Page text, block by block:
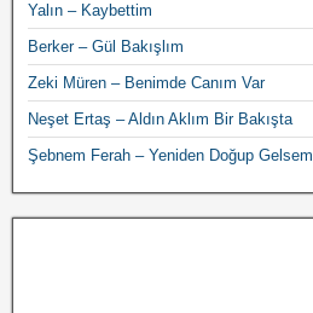
Yalın – Kaybettim
Berker – Gül Bakışlım
Zeki Müren – Benimde Canım Var
Neşet Ertaş – Aldın Aklım Bir Bakışta
Şebnem Ferah – Yeniden Doğup Gelsem